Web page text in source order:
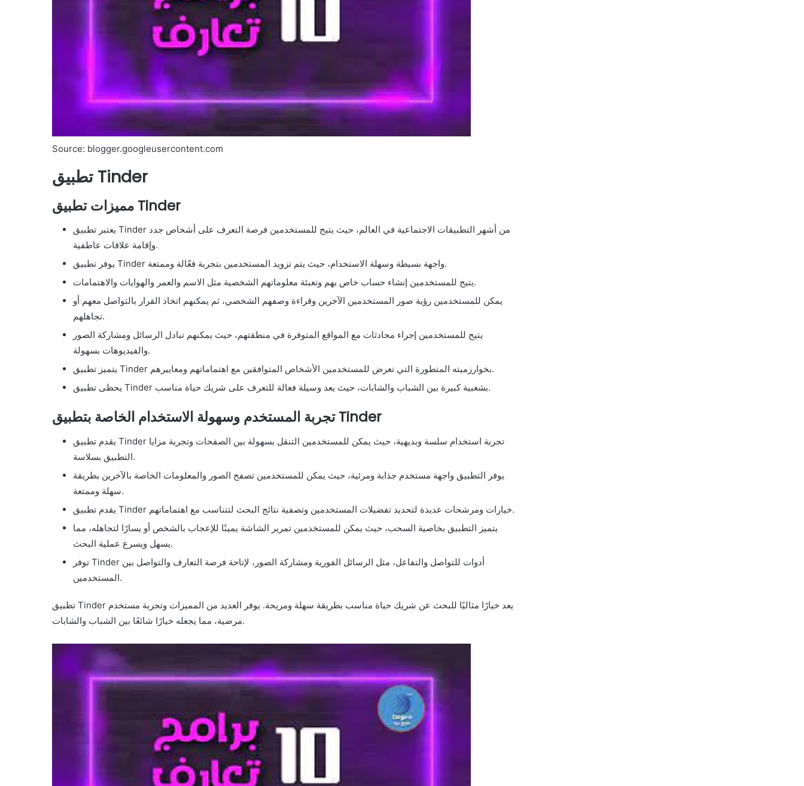
Source: blogger.googleusercontent.com
تطبيق Tinder
مميزات تطبيق Tinder
يعتبر تطبيق Tinder من أشهر التطبيقات الاجتماعية في العالم، حيث يتيح للمستخدمين فرصة التعرف على أشخاص جدد
وإقامة علاقات عاطفية.
يوفر تطبيق Tinder واجهة بسيطة وسهلة الاستخدام، حيث يتم تزويد المستخدمين بتجربة فعّالة وممتعة.
يتيح للمستخدمين إنشاء حساب خاص بهم وتعبئة معلوماتهم الشخصية مثل الاسم والعمر والهوايات والاهتمامات.
يمكن للمستخدمين رؤية صور المستخدمين الآخرين وقراءة وصفهم الشخصي، ثم يمكنهم اتخاذ القرار بالتواصل معهم أو
تجاهلهم.
يتيح للمستخدمين إجراء محادثات مع المواقع المتوفرة في منطقتهم، حيث يمكنهم تبادل الرسائل ومشاركة الصور
والفيديوهات بسهولة.
يتميز تطبيق Tinder بخوارزميته المتطورة التي تعرض للمستخدمين الأشخاص المتوافقين مع اهتماماتهم ومعاييرهم.
يحظى تطبيق Tinder بشعبية كبيرة بين الشباب والشابات، حيث يعد وسيلة فعالة للتعرف على شريك حياة مناسب.
تجربة المستخدم وسهولة الاستخدام الخاصة بتطبيق Tinder
يقدم تطبيق Tinder تجربة استخدام سلسة وبديهية، حيث يمكن للمستخدمين التنقل بسهولة بين الصفحات وتجربة مزايا
التطبيق بسلاسة.
يوفر التطبيق واجهة مستخدم جذابة ومرئية، حيث يمكن للمستخدمين تصفح الصور والمعلومات الخاصة بالآخرين بطريقة
سهلة وممتعة.
يقدم تطبيق Tinder خيارات ومرشحات عديدة لتحديد تفضيلات المستخدمين وتصفية نتائج البحث لتتناسب مع اهتماماتهم.
يتميز التطبيق بخاصية السحب، حيث يمكن للمستخدمين تمرير الشاشة يمينًا للإعجاب بالشخص أو يسارًا لتجاهله، مما
يسهل ويسرع عملية البحث.
توفر Tinder أدوات للتواصل والتفاعل، مثل الرسائل الفورية ومشاركة الصور، لإتاحة فرصة التعارف والتواصل بين
المستخدمين.
تطبيق Tinder يعد خيارًا مثاليًا للبحث عن شريك حياة مناسب بطريقة سهلة ومريحة. يوفر العديد من المميزات وتجربة مستخدم
مرضية، مما يجعله خيارًا شائعًا بين الشباب والشابات.